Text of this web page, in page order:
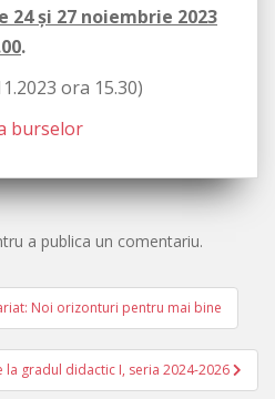
24 și 27 noiembrie 2023
.
ora 15.30)
burselor
a publica un comentariu.
Noi orizonturi pentru mai bine
gradul didactic I, seria 2024-2026